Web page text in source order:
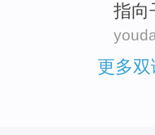
指向
更多